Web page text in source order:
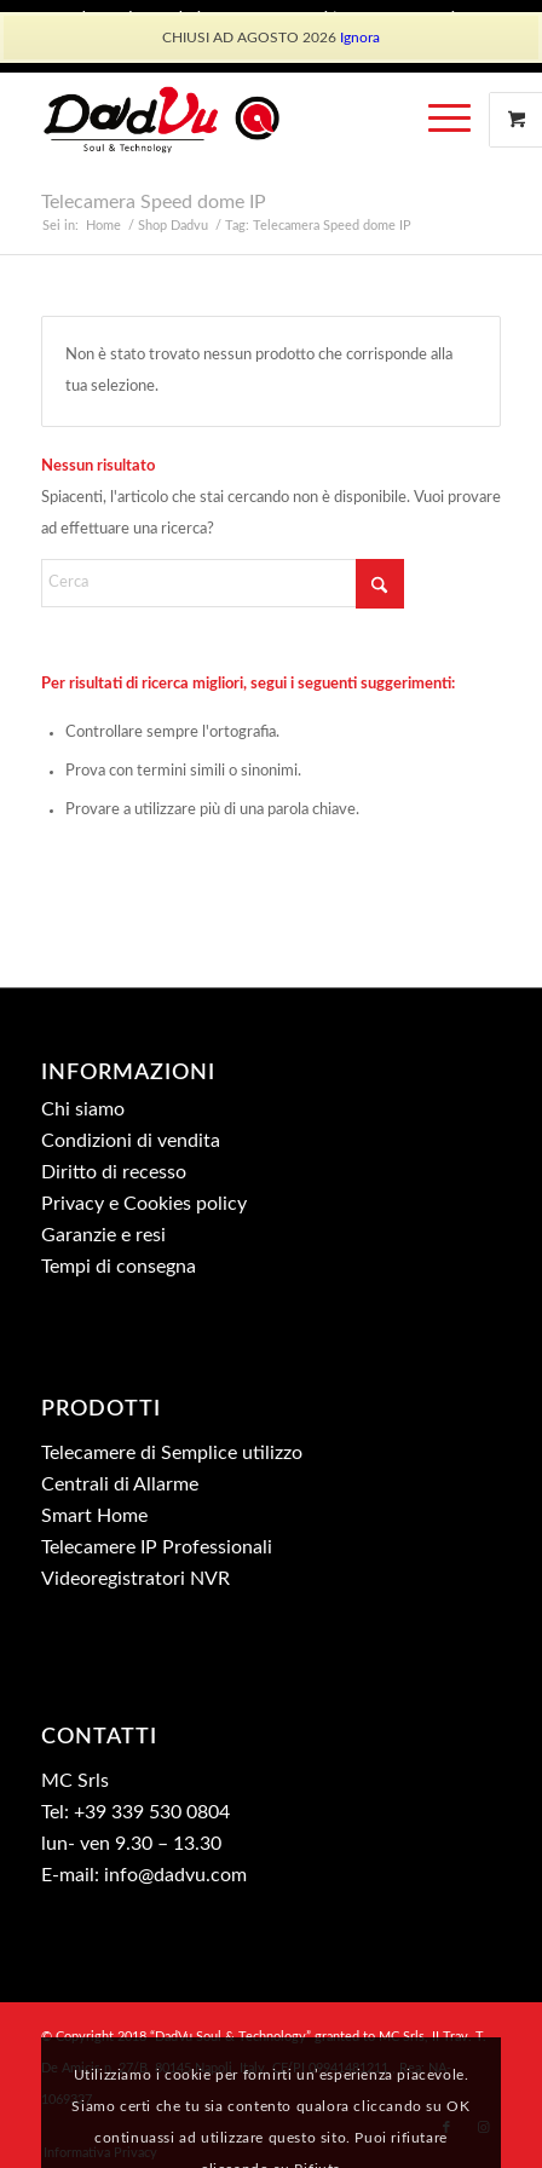
CHIUSI AD AGOSTO 2026 Ignora
Telecamera Speed dome IP
Sei in: Home / Shop Dadvu / Tag: Telecamera Speed dome IP
Non è stato trovato nessun prodotto che corrisponde alla
tua selezione.
Nessun risultato
Spiacenti, l'articolo che stai cercando non è disponibile. Vuoi provare
ad effettuare una ricerca?
Per risultati di ricerca migliori, segui i seguenti suggerimenti:
Controllare sempre l'ortografia.
Prova con termini simili o sinonimi.
Provare a utilizzare più di una parola chiave.
INFORMAZIONI
Chi siamo
Condizioni di vendita
Diritto di recesso
Privacy e Cookies policy
Garanzie e resi
Tempi di consegna
PRODOTTI
Telecamere di Semplice utilizzo
Centrali di Allarme
Smart Home
Telecamere IP Professionali
Videoregistratori NVR
CONTATTI
MC Srls
Tel: +39 339 530 0804
lun- ven 9.30 – 13.30
E-mail: info@dadvu.com
© Copyright 2018 “DadVu Soul & Technology” granted to MC Srls, II Trav. T.
De Amicis n. 27/B, 80145 Napoli, Italy, CF/PI 09941481211 , Rea: NA-
1069327
Informativa Privacy
Utilizziamo i cookie per fornirti un’esperienza piacevole.
Siamo certi che tu sia contento qualora cliccando su OK
continuassi ad utilizzare questo sito. Puoi rifiutare